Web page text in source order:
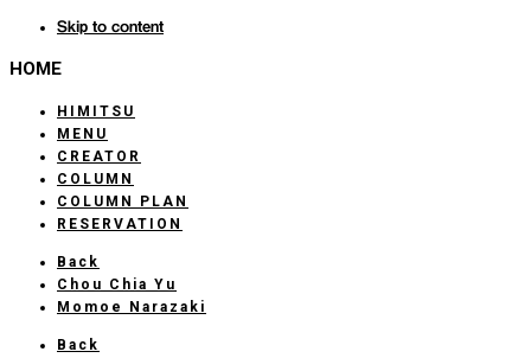
Skip to content
HOME
HIMITSU
MENU
CREATOR
COLUMN
COLUMN PLAN
RESERVATION
Back
Chou Chia Yu
Momoe Narazaki
Back